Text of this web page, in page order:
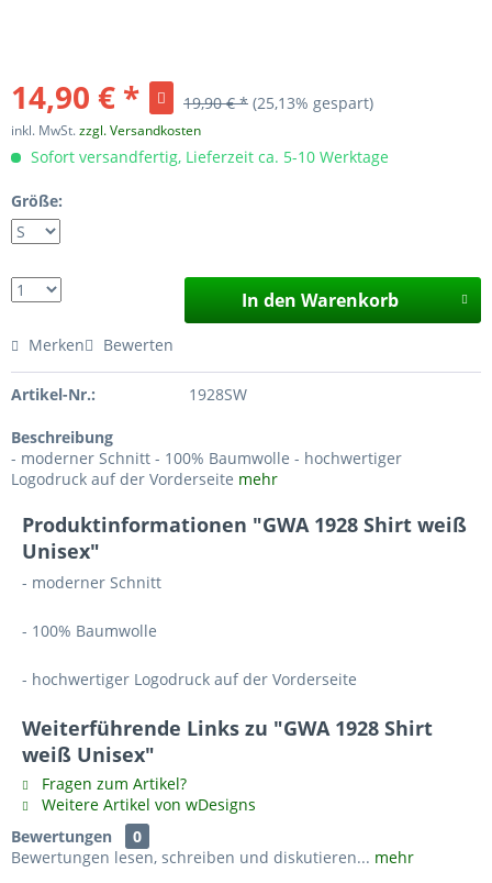
14,90 € * 19,90 € * (25,13% gespart)
inkl. MwSt.zzgl. Versandkosten
Sofort versandfertig, Lieferzeit ca. 5-10 Werktage
Größe:
In den Warenkorb
Merken Bewerten
Artikel-Nr.: 1928SW
Beschreibung
- moderner Schnitt - 100% Baumwolle - hochwertiger
Logodruck auf der Vorderseite mehr
Produktinformationen "GWA 1928 Shirt weiß
Unisex"
- moderner Schnitt
- 100% Baumwolle
- hochwertiger Logodruck auf der Vorderseite
Weiterführende Links zu "GWA 1928 Shirt
weiß Unisex"
Fragen zum Artikel?
Weitere Artikel von wDesigns
Bewertungen
0
Bewertungen lesen, schreiben und diskutieren... mehr